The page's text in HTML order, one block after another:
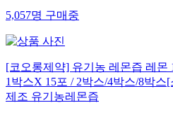
5,057명구매중
[코오롱제약] 유기농 레몬즙 레몬
1박스X 15포 / 2박스/4박스/8박스
제조 유기농레몬즙